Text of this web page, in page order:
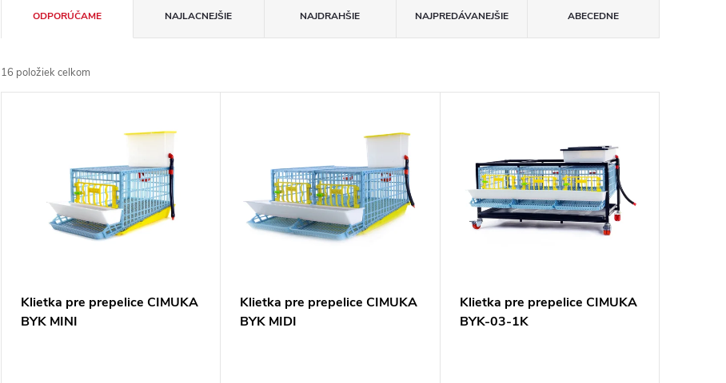
a
d
ODPORÚČAME NAJLACNEJŠIE NAJDRAHŠIE NAJPREDÁVANEJŠIE ABECEDNE
16 položiek celkom
Klietka pre prepelice CIMUKA
BYK MINI
Klietka pre prepelice CIMUKA
BYK MIDI
Klietka pre prepelice CIMUKA
BYK-03-1K